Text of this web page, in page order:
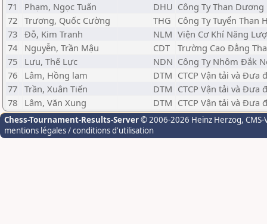
71
Phạm, Ngọc Tuấn DHU Công Ty Than Dương
72 Trương, Quốc Cường THG
Công Ty Tuyển Than
73 Đỗ, Kim Tranh NLM Viện Cơ Khí Năng
74
Nguyễn, Trần Mậu CDT
Trường Cao Đẳng
75
Lưu, Thế Lực NDN Công Ty Nhôm Đắk
76
Lâm, Hồng lam DTM CTCP Vận tải và Đưa
77 Trần, Xuân Tiến DTM CTCP Vận tải và Đưa
78
Lâm, Văn Xung DTM CTCP Vận tải và Đưa
Chess-Tournament-Results-Server© 2006-2026 Heinz Herzog,
mentions légales / conditions d'utilisation